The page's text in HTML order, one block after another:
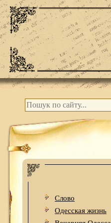
Слово
Одесская жизнь